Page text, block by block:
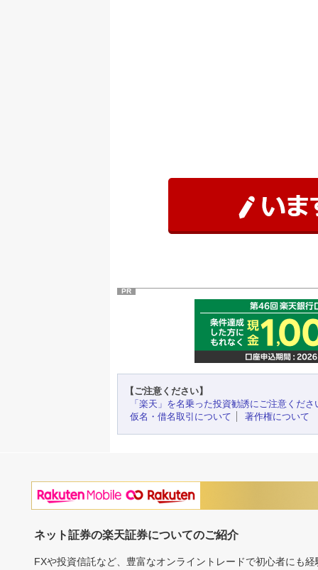
PR
【ご注意ください】
「楽天」を名乗った投資勧誘にご注意くださ
仮名・借名取引について
著作権について
ネット証券の楽天証券についてのご紹介
FXや投資信託など、豊富なオンライントレードで初心者にも